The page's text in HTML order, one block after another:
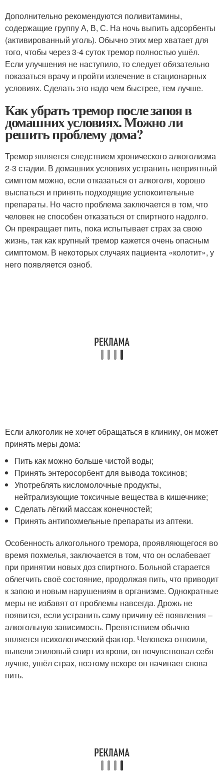
Дополнительно рекомендуются поливитамины,
содержащие группу А, В, С. На ночь выпить адсорбенты
(активированный уголь). Обычно этих мер хватает для
того, чтобы через 3-4 суток тремор полностью ушёл.
Если улучшения не наступило, то следует обязательно
показаться врачу и пройти излечение в стационарных
условиях. Сделать это надо чем быстрее, тем лучше.
Как убрать тремор после запоя в
домашних условиях. Можно ли
решить проблему дома?
Тремор является следствием хронического алкоголизма
2-3 стадии. В домашних условиях устранить неприятный
симптом можно, если отказаться от алкоголя, хорошо
выспаться и принять подходящие успокоительные
препараты. Но часто проблема заключается в том, что
человек не способен отказаться от спиртного надолго.
Он прекращает пить, пока испытывает страх за свою
жизнь, так как крупный тремор кажется очень опасным
симптомом. В некоторых случаях пациента «колотит», у
него появляется озноб.
Если алкоголик не хочет обращаться в клинику, он может
принять меры дома:
Пить как можно больше чистой воды;
Принять энтеросорбент для вывода токсинов;
Употреблять кисломолочные продукты,
нейтрализующие токсичные вещества в кишечнике;
Сделать лёгкий массаж конечностей;
Принять антипохмельные препараты из аптеки.
Особенность алкогольного тремора, проявляющегося во
время похмелья, заключается в том, что он ослабевает
при принятии новых доз спиртного. Больной старается
облегчить своё состояние, продолжая пить, что приводит
к запою и новым нарушениям в организме. Однократные
меры не избавят от проблемы навсегда. Дрожь не
появится, если устранить саму причину её появления –
алкогольную зависимость. Препятствием обычно
является психологический фактор. Человека отпоили,
вывели этиловый спирт из крови, он почувствовал себя
лучше, ушёл страх, поэтому вскоре он начинает снова
пить.